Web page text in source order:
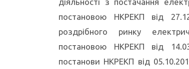
постановою НКРЕКП від
роздрібного ринку
постановою НКРЕКП від
постанови НКРЕКП від